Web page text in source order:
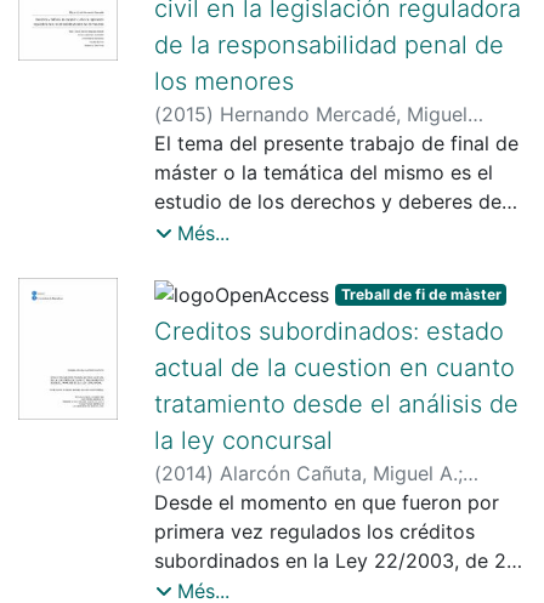
civil en la legislación reguladora
de la responsabilidad penal de
los menores
(2015) Hernando Mercadé, Miguel
Ángel;Villagrasa Alcaide, Carlos
El tema del presente trabajo de final de
máster o la temática del mismo es el
estudio de los derechos y deberes de
carácter civil en la legislación española
de los menores y, en concreto,
efectuando un estudio inicial del
principio del interés superior del menor,
de los derechos y deberes de los
menores en general y de los derechos y
deberes de los menores acogidos en
centros de menores, se estudia la
incidencia del mencionado principio del
interés superior del menor y de los
derechos y deberes de carácter civil en
la Ley Orgánica 5/2000, de 12 de enero,
Més...
Treball de fi de màster
Creditos subordinados: estado
actual de la cuestion en cuanto
tratamiento desde el análisis de
la ley concursal
(2014) Alarcón Cañuta, Miguel A.;
Guasch Martorell, Rafael
Desde el momento en que fueron por
primera vez regulados los créditos
subordinados en la Ley 22/2003, de 29
de julio, Concursal (LC), se pudo
Més...